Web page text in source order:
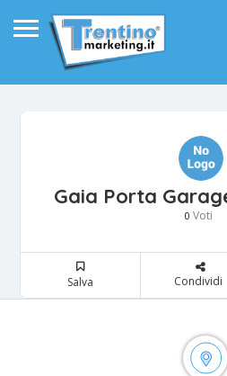
Gaia Porta
0 Voti
Salva Condividi